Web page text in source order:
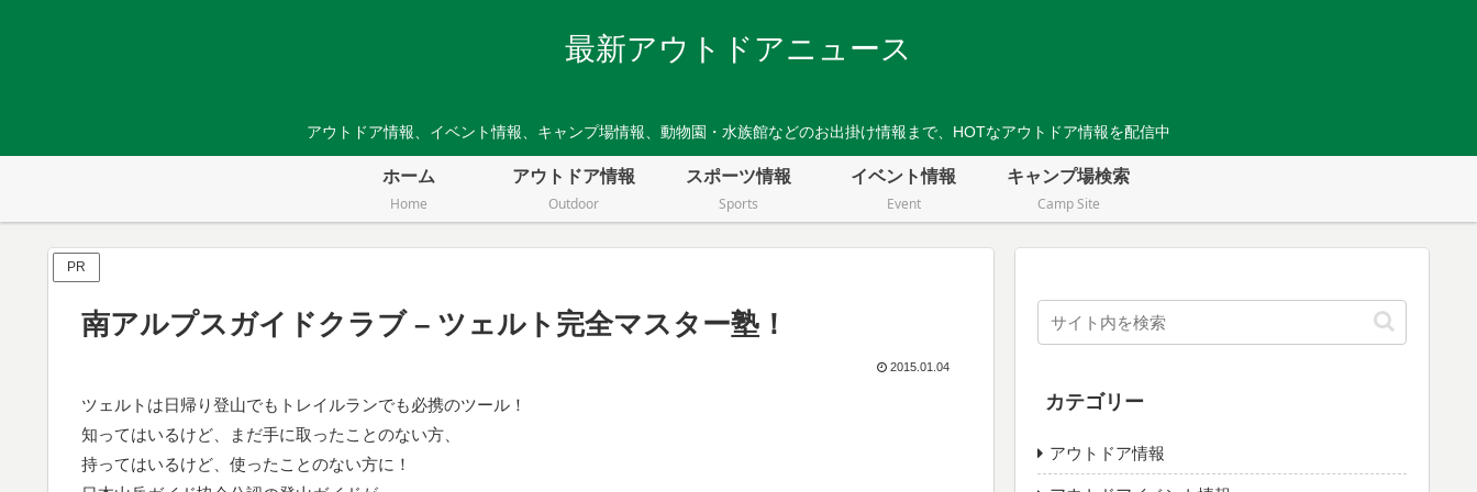
最新アウトドアニュース
アウトドア情報、イベント情報、キャンプ場情報、動物園・水族館などのお出掛け情報まで、HOTなアウトドア情報を配信中
ホーム
Home
アウトドア情報
Outdoor
スポーツ情報
Sports
イベント情報
Event
キャンプ場検索
Camp Site
PR
南アルプスガイドクラブ – ツェルト完全マスター塾！
2015.01.04
ツェルトは日帰り登山でもトレイルランでも必携のツール！
知ってはいるけど、まだ手に取ったことのない方、
持ってはいるけど、使ったことのない方に！
カテゴリー
アウトドア情報